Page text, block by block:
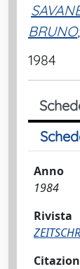
BRUNO;
1984
Anno
1984
Rivista